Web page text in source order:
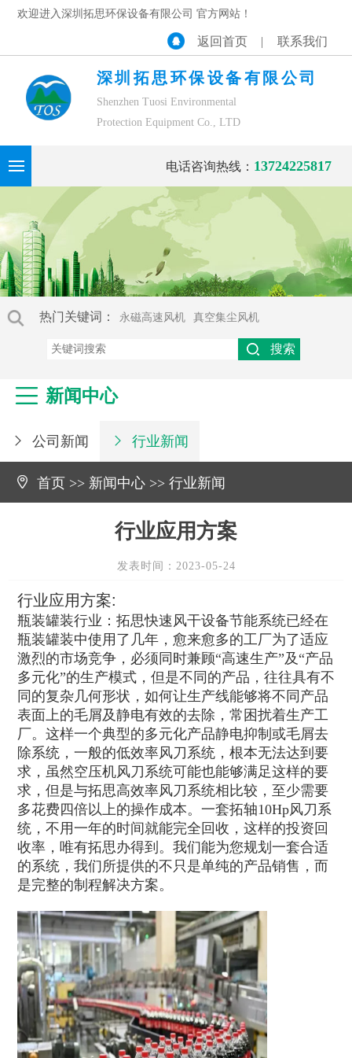
欢迎进入深圳拓思环保设备有限公司 官方网站！
联系我们
|
返回首页
深圳拓思环保设备有限公司
Shenzhen Tuosi Environmental
Protection Equipment Co., LTD
电话咨询热线： 13724225817
热门关键词： 永磁高速风机 真空集尘风机
真空鲁氏（罗茨）鼓风机
台湾鲁氏（罗茨）鼓风机
 新闻中心
 公司新闻  行业新闻
 首页 >> 新闻中心 >>行业新闻
行业应用方案
发表时间：2023-05-24
行业应用方案:
瓶装罐装行业：拓思快速风干设备节能系统已经在
瓶装罐装中使用了几年，愈来愈多的工厂为了适应
激烈的市场竞争，必须同时兼顾“高速生产”及“产品
多元化”的生产模式，但是不同的产品，往往具有不
同的复杂几何形状，如何让生产线能够将不同产品
表面上的毛屑及静电有效的去除，常困扰着生产工
厂。这样一个典型的多元化产品静电抑制或毛屑去
除系统，一般的低效率风刀系统，根本无法达到要
求，虽然空压机风刀系统可能也能够满足这样的要
求，但是与拓思高效率风刀系统相比较，至少需要
多花费四倍以上的操作成本。一套拓轴10Hp风刀系
统，不用一年的时间就能完全回收，这样的投资回
收率，唯有拓思办得到。我们能为您规划一套合适
的系统，我们所提供的不只是单纯的产品销售，而
是完整的制程解决方案。